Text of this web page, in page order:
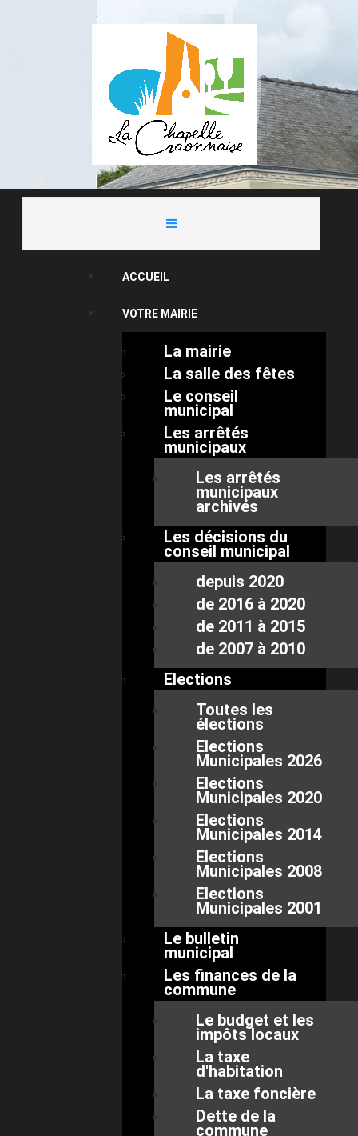
ACCUEIL
VOTRE MAIRIE
La mairie
La salle des fêtes
Le conseil
municipal
Les arrêtés
municipaux
Les arrêtés
municipaux
archivés
Les décisions du
conseil municipal
depuis 2020
de 2016 à 2020
de 2011 à 2015
de 2007 à 2010
Elections
Toutes les
élections
Elections
Municipales 2026
Elections
Municipales 2020
Elections
Municipales 2014
Elections
Municipales 2008
Elections
Municipales 2001
Le bulletin
municipal
Les finances de la
commune
Le budget et les
impôts locaux
La taxe
d'habitation
La taxe foncière
Dette de la
commune